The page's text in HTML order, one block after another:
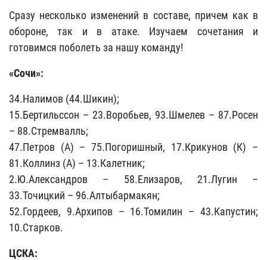
Сразу несколько изменений в составе, причем как в
обороне, так и в атаке. Изучаем сочетания и
готовимся поболеть за нашу команду!
«Сочи»:
34.Налимов (44.Шикин);
15.Бертильссон – 23.Воробьев, 93.Шмелев – 87.Росен
– 88.Стремвалль;
47.Петров (А) – 75.Погоришный, 17.Крикунов (К) –
81.Коллинз (А) – 13.Калетник;
2.Ю.Александров – 58.Елизаров, 21.Лугин –
33.Точицкий – 96.Алтыбармакян;
52.Гордеев, 9.Архипов – 16.Томилин – 43.Капустин;
10.Старков.
ЦСКА: